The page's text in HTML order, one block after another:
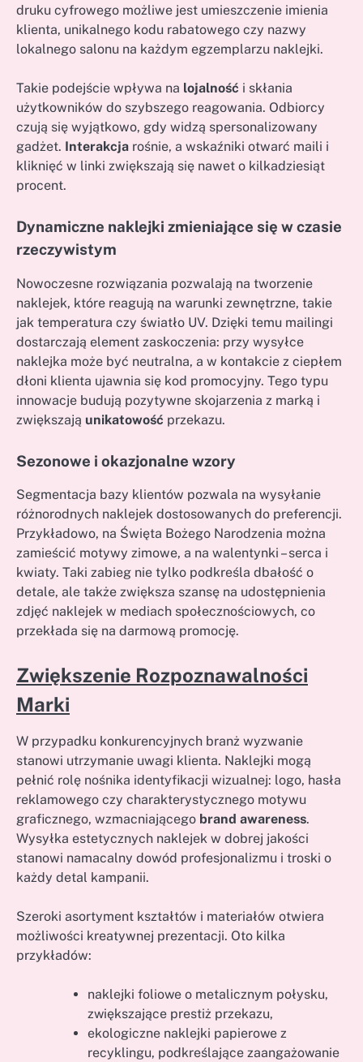
druku cyfrowego możliwe jest umieszczenie imienia
klienta, unikalnego kodu rabatowego czy nazwy
lokalnego salonu na każdym egzemplarzu naklejki.
Takie podejście wpływa na lojalność i skłania
użytkowników do szybszego reagowania. Odbiorcy
czują się wyjątkowo, gdy widzą spersonalizowany
gadżet. Interakcja rośnie, a wskaźniki otwarć maili i
kliknięć w linki zwiększają się nawet o kilkadziesiąt
procent.
Dynamiczne naklejki zmieniające się w czasie
rzeczywistym
Nowoczesne rozwiązania pozwalają na tworzenie
naklejek, które reagują na warunki zewnętrzne, takie
jak temperatura czy światło UV. Dzięki temu mailingi
dostarczają element zaskoczenia: przy wysyłce
naklejka może być neutralna, a w kontakcie z ciepłem
dłoni klienta ujawnia się kod promocyjny. Tego typu
innowacje budują pozytywne skojarzenia z marką i
zwiększają unikatowość przekazu.
Sezonowe i okazjonalne wzory
Segmentacja bazy klientów pozwala na wysyłanie
różnorodnych naklejek dostosowanych do preferencji.
Przykładowo, na Święta Bożego Narodzenia można
zamieścić motywy zimowe, a na walentynki – serca i
kwiaty. Taki zabieg nie tylko podkreśla dbałość o
detale, ale także zwiększa szansę na udostępnienia
zdjęć naklejek w mediach społecznościowych, co
przekłada się na darmową promocję.
Zwiększenie Rozpoznawalności
Marki
W przypadku konkurencyjnych branż wyzwanie
stanowi utrzymanie uwagi klienta. Naklejki mogą
pełnić rolę nośnika identyfikacji wizualnej: logo, hasła
reklamowego czy charakterystycznego motywu
graficznego, wzmacniającego brand awareness.
Wysyłka estetycznych naklejek w dobrej jakości
stanowi namacalny dowód profesjonalizmu i troski o
każdy detal kampanii.
Szeroki asortyment kształtów i materiałów otwiera
możliwości kreatywnej prezentacji. Oto kilka
przykładów:
naklejki foliowe o metalicznym połysku,
zwiększające prestiż przekazu,
ekologiczne naklejki papierowe z
recyklingu, podkreślające zaangażowanie